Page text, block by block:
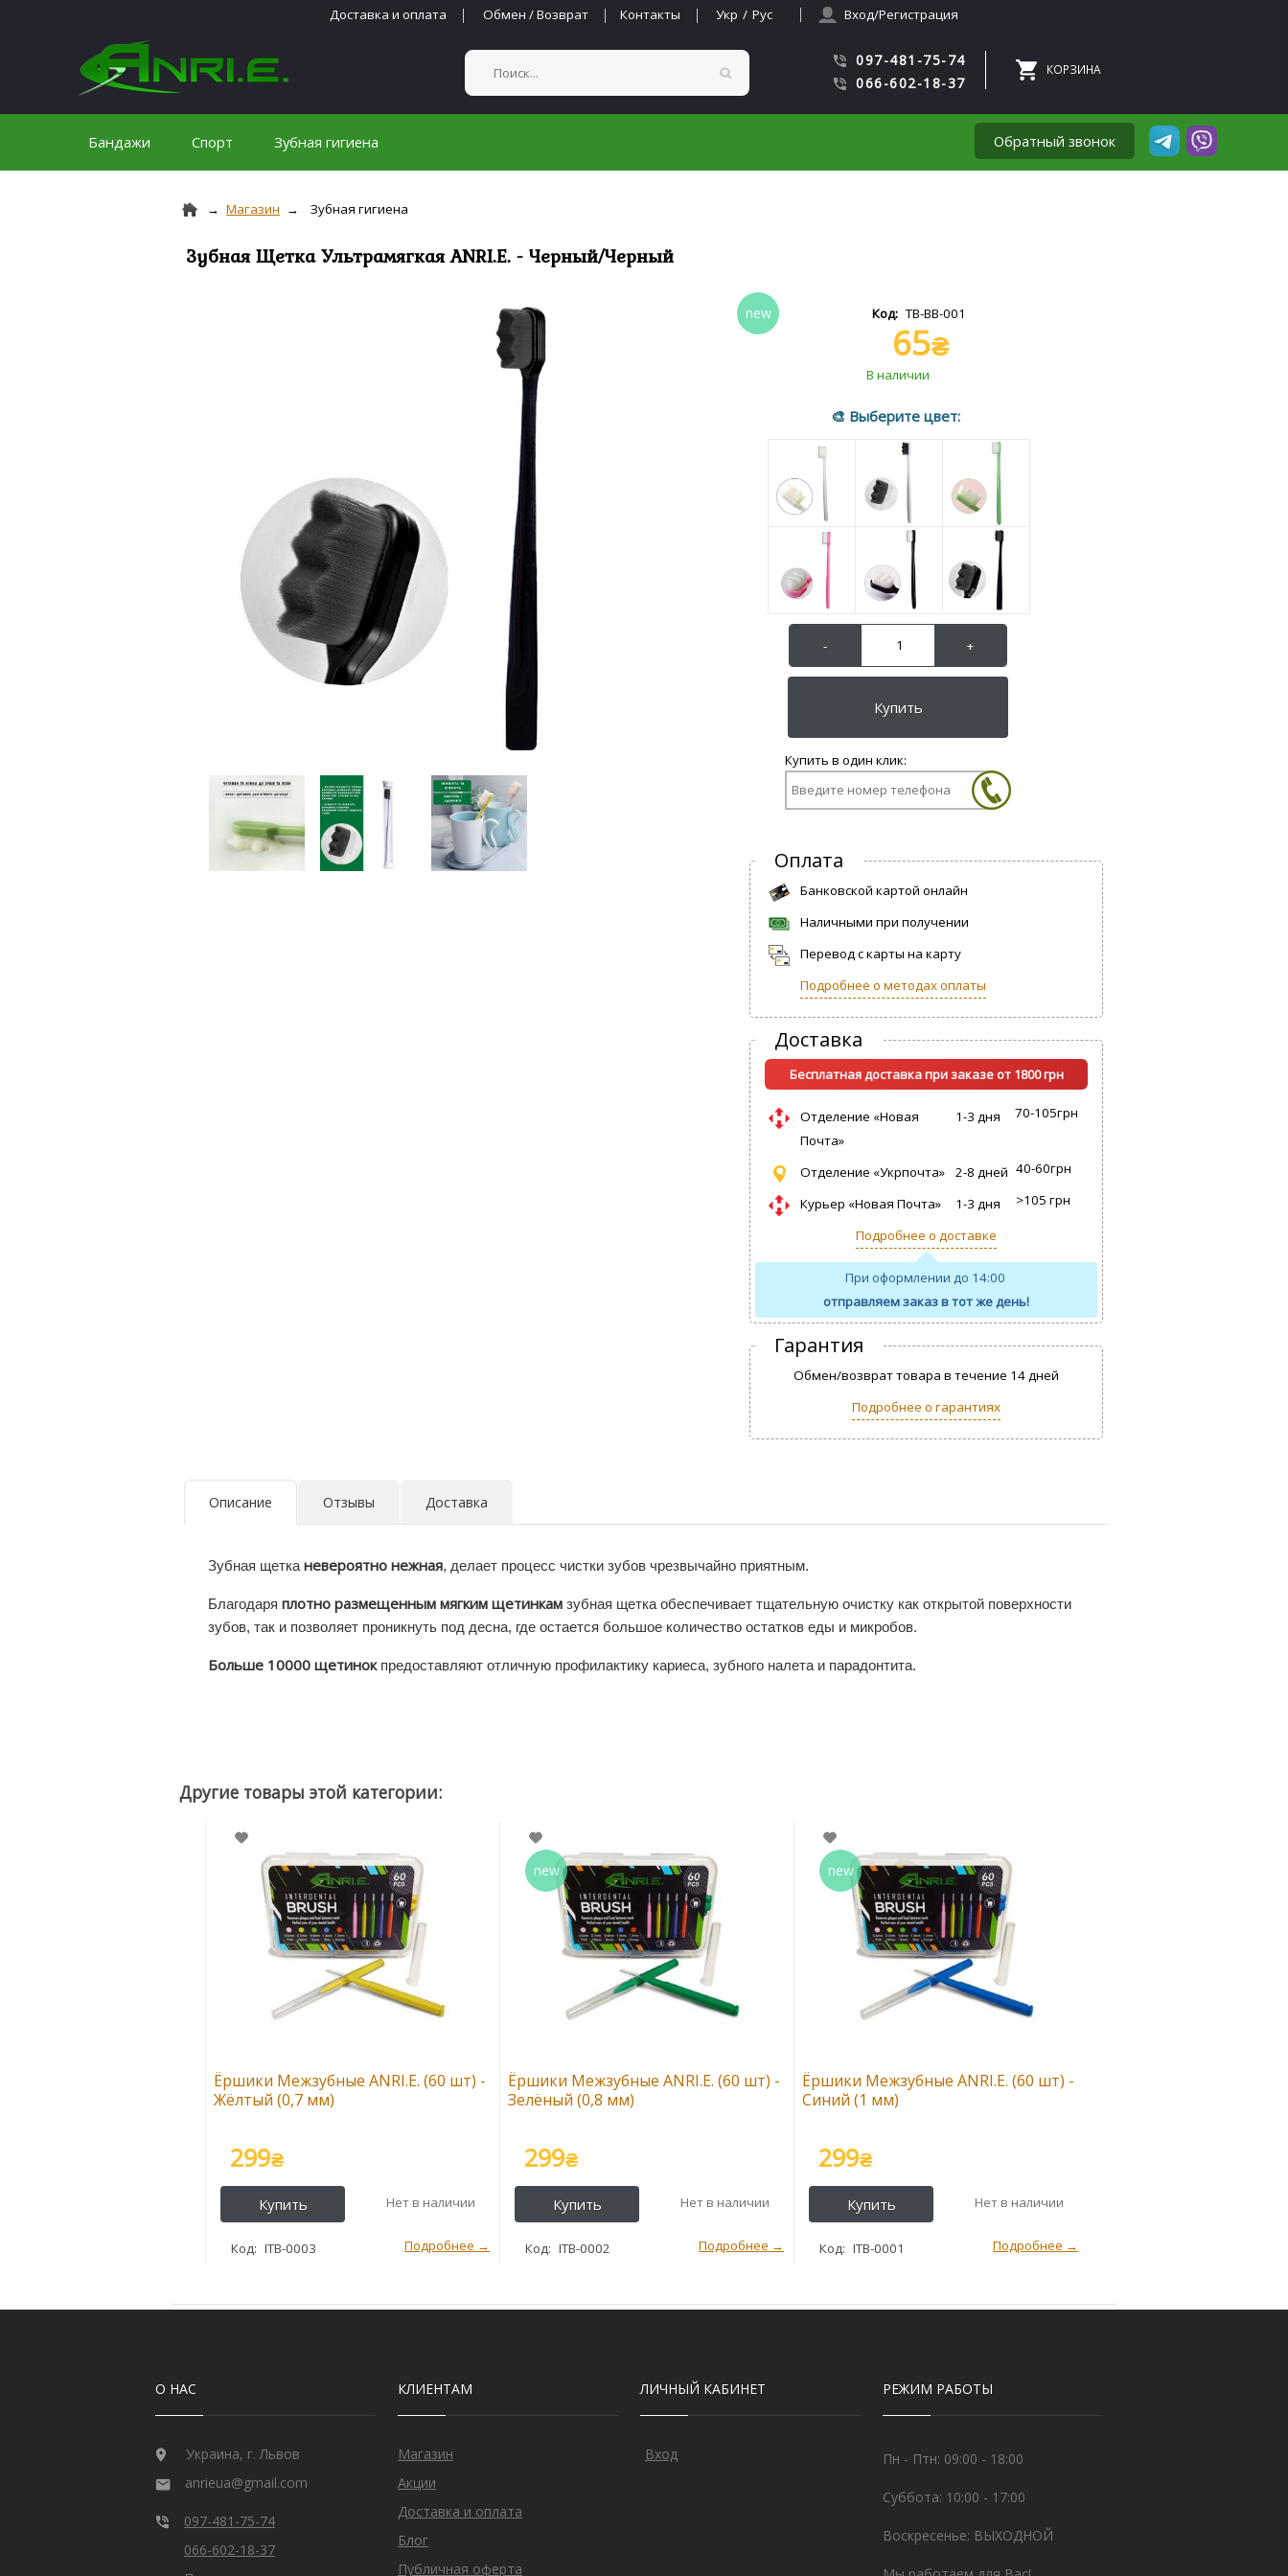
Доставка и оплата Обмен / Возврат Контакты / Вход/Регистрация
097-481-75-74
066-602-18-37
Бандажи Спорт Зубная гигиена Обратный звонок
Магазин Зубная гигиена
Зубная Щетка Ультрамягкая ANRI.E. - Черный/Черный
TB-BB-001
65₴
Оплата
Банковской картой онлайн
Наличными при получении
Перевод с карты на карту
Подробнее о методах оплаты
Доставка
Бесплатная доставка при заказе от 1800 грн
Отделение «Новая
Почта»
1-3 дня 70-105грн
Отделение «Укрпочта» 2-8 дней 40-60грн
Курьер «Новая Почта» 1-3 дня >105 грн
Подробнее о доставке
При оформлении до 14:00
отправляем заказ в тот же день!
Гарантия
Обмен/возврат товара в течение 14 дней
Подробнее о гарантиях
Описание Отзывы Доставка
Зубная щетка невероятно нежная, делает процесс чистки зубов чрезвычайно приятным.
Благодаря плотно размещенным мягким щетинкам зубная щетка обеспечивает тщательную очистку как открытой поверхности
зубов, так и позволяет проникнуть под десна, где остается большое количество остатков еды и микробов.
Больше 10000 щетинокпредоставляют отличную профилактику кариеса, зубного налета и парадонтита.
Ёршики Межзубные ANRI.E. (60 шт) -
Жёлтый (0,7 мм)
ITB-0003
299₴
Ёршики Межзубные ANRI.E. (60 шт) -
Зелёный (0,8 мм)
ITB-0002
299₴
Ёршики Межзубные ANRI.E. (60 шт) -
Синий (1 мм)
ITB-0001
299₴
О НАС
Украина, г. Львов
anrieua@gmail.com
097-481-75-74
066-602-18-37
КЛИЕНТАМ
Магазин
Акции
Доставка и оплата
Блог
Публичная оферта
ЛИЧНЫЙ КАБИНЕТ
Вход
РЕЖИМ РАБОТЫ
Пн - Птн: 09:00 - 18:00
Суббота: 10:00 - 17:00
Воскресенье: ВЫХОДНОЙ